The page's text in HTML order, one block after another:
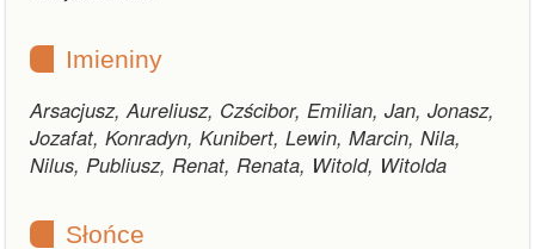
Imieniny
Arsacjusz, Aureliusz, Czścibor, Emilian, Jan, Jonasz,
Jozafat, Konradyn, Kunibert, Lewin, Marcin, Nila,
Nilus, Publiusz, Renat, Renata, Witold, Witolda
Słońce